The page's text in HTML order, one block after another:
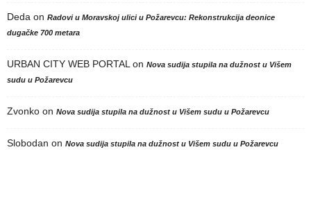
Deda on Radovi u Moravskoj ulici u Požarevcu: Rekonstrukcija deonice
dugačke 700 metara
URBAN CITY WEB PORTAL on Nova sudija stupila na dužnost u Višem
sudu u Požarevcu
Zvonko on Nova sudija stupila na dužnost u Višem sudu u Požarevcu
Slobodan on Nova sudija stupila na dužnost u Višem sudu u Požarevcu